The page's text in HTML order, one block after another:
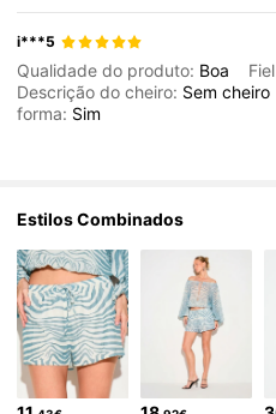
i***5
Qualidade do produto: Boa
Descrição do cheiro: Semcheiro
forma: Sim
Estilos Combinados